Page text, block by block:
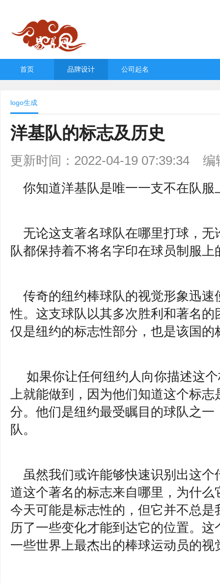
首页 品牌设计 公司起名
logo生成
洋基队的标志及历史
更新时间：2022-04-19 07:39:34
编
你知道洋基队是唯一一支不在队
无论这支著名球队在哪里打球，
队都保持着不将名字印在球员制服
传奇的纽约棒球队的视觉形象迅
性。这支球队以其多次胜利和著名
仅是纽约的标志性部分，也是该国的
如果你让任何纽约人向你描述这
上就能做到，因为他们知道这个标
分。他们是纽约最受瞩目的球队之
队。
虽然我们或许能够快速识别出这
道这个著名的标志来自哪里，为什
今天可能是标志性的，但它并不总
历了一些变化才能到达它的位置。
一些世界上最杰出的棒球运动员的视